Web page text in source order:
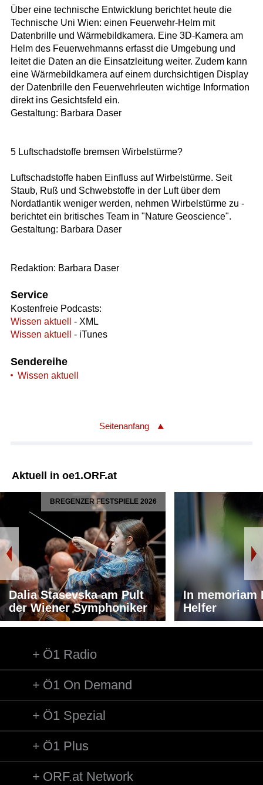
Über eine technische Entwicklung berichtet heute die
Technische Uni Wien: einen Feuerwehr-Helm mit
Datenbrille und Wärmebildkamera. Eine 3D-Kamera am
Helm des Feuerwehmanns erfasst die Umgebung und
leitet die Daten an die Einsatzleitung weiter. Zudem kann
eine Wärmebildkamera auf einem durchsichtigen Display
der Datenbrille den Feuerwehrleuten wichtige Information
direkt ins Gesichtsfeld ein.
Gestaltung: Barbara Daser
5 Luftschadstoffe bremsen Wirbelstürme?
Luftschadstoffe haben Einfluss auf Wirbelstürme. Seit
Staub, Ruß und Schwebstoffe in der Luft über dem
Nordatlantik weniger werden, nehmen Wirbelstürme zu -
berichtet ein britisches Team in "Nature Geoscience".
Gestaltung: Barbara Daser
Redaktion: Barbara Daser
Service
Kostenfreie Podcasts:
Wissen aktuell
- XML
Wissen aktuell
- iTunes
Sendereihe
Wissen aktuell
Seitenanfang
Aktuell in oe1.ORF.at
BREGENZER FESTSPIELE 2026
Dalia Stasevska am Pult
der Wiener Symphoniker
In memoriam
Helfer
Ö1 Radio
Ö1 On Demand
Ö1 Spezial
Ö1 Plus
ORF.at Network